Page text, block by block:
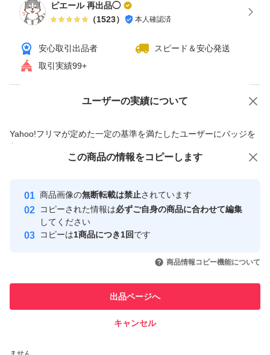
ピエール 再出品◯
（1523） 本人確認済
安心取引出品者
スピード＆安心発送
取引実績99+
ユーザーの実績について
Yahoo!フリマが定めた一定の基準を満たしたユーザーにバッジを
付与しています
安心取引出品者
心・安全なユーザーです
取引実績
引を完了させた実績があります
での取引実績があります
価格の相談 商品への質問
この商品の情報をコピーします
商品画像の無断転載は禁止されています
コピーされた情報は必ずご自身の商品に合わせて編集
してください
コピーは1商品につき1回です
商品情報コピー機能について
出品ページへ
キャンセル
この商品をみている人にオススメ